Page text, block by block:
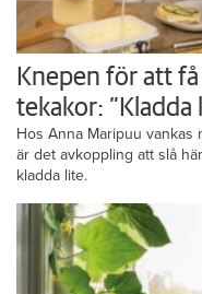
Knepen för att
tekakor: ”Kladda
Hos Anna Maripuu
är det avkoppling att slå
kladda lite.